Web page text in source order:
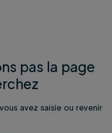
pas la page
avez saisie ou revenir